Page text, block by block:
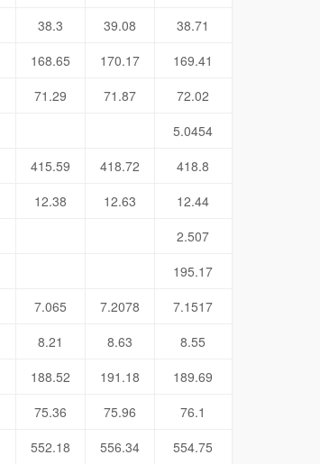
38.3 39.08
38.71
168.65 170.17
169.41
71.29 71.87
72.02
5.0454
415.59 418.72
418.8
12.38 12.63
12.44
2.507
195.17
7.065 7.2078
7.1517
8.21 8.63
8.55
188.52 191.18
189.69
75.36 75.96
76.1
552.18 556.34
554.75